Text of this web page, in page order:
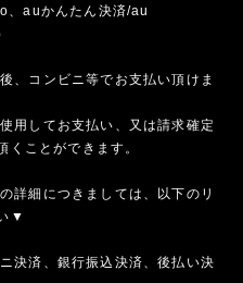
、auかんたん決済/au
、コンビニ等でお支払い頂けま
用してお支払い、又は請求確定
くことができます。
詳細につきましては、以下のリ
▼
決済、銀行振込決済、後払い決